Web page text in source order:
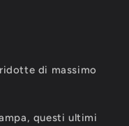
di massimo
questi ultimi